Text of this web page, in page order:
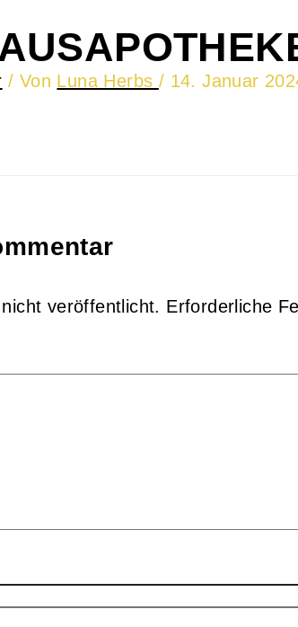
/ Von Luna Herbs / 14. Januar
veröffentlicht. Erforderliche